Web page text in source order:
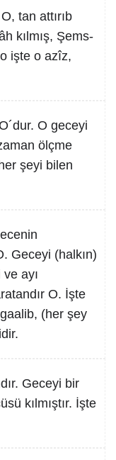
O, tan attırıb
kılmış, Şems-
işte o azîz,
O geceyi
ölçme
şeyi bilen
Geceyi (halkın)
ayı
O. İşte
(her şey
Geceyi bir
kılmıştır. İşte